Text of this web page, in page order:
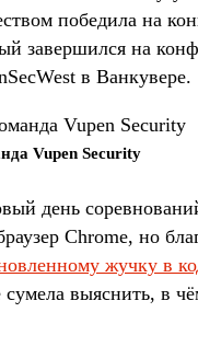
победила на
завершился на
в Ванкувере.
Vupen Security
день
Chrome, но
жучку в
выяснить, в